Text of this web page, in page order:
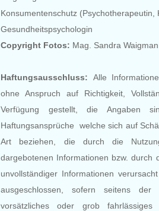
Konsumentenschutz (Psychotherapeutin,
Gesundheitspsychologin
Copyright Fotos: Mag. Sandra
Haftungsausschluss: Alle
ohne Anspruch auf Richtigkeit,
Verfügung gestellt, die Angaben
Haftungsansprüche welche sich auf
Art beziehen, die durch die
dargebotenen Informationen bzw. durch
unvollständiger Informationen
ausgeschlossen, sofern seitens der
vorsätzliches oder grob fahrlässiges